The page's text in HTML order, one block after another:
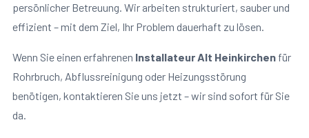
persönlicher Betreuung. Wir arbeiten strukturiert, sauber und
effizient – mit dem Ziel, Ihr Problem dauerhaft zu lösen.
Wenn Sie einen erfahrenen Installateur Alt Heinkirchenfür
Rohrbruch, Abflussreinigung oder Heizungsstörung
benötigen, kontaktieren Sie uns jetzt – wir sind sofort für Sie
da.